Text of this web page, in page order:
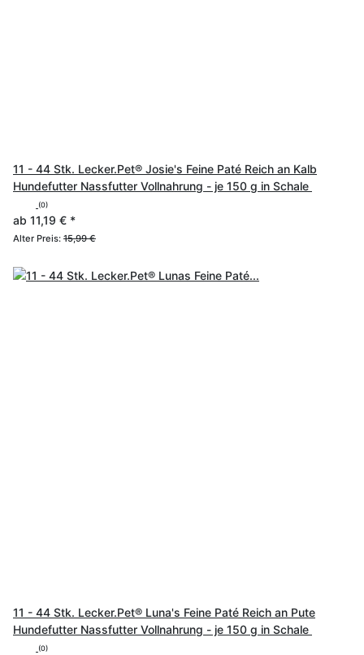
11 - 44 Stk. Lecker.Pet® Josie's Feine Paté Reich an Kalb
Hundefutter Nassfutter Vollnahrung - je 150 g in Schale
(0)
ab 11,19 € *
Alter Preis: 15,99 €
11 - 44 Stk. Lecker.Pet® Luna's Feine Paté Reich an Pute
Hundefutter Nassfutter Vollnahrung - je 150 g in Schale
(0)